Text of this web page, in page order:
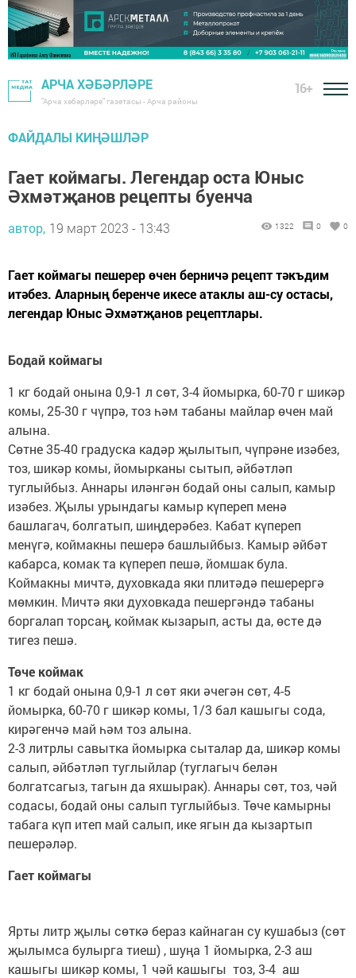
АРЧА ХӘБӘРЛӘРЕ
"Арча хәбәрләре" газетасы - Арча районы
16+
ФАЙДАЛЫ КИҢӘШЛӘР
Гает коймагы. Легендар оста Юныс
Әхмәтҗанов рецепты буенча
автор, 19 март 2023 - 13:43 1322 0 0
Гает коймагы пешерер өчен берничә рецепт тәкъдим
итәбез. Аларның беренче икесе атаклы аш-су остасы,
легендар Юныс Әхмәтҗанов рецептлары.
Бодай коймагы
1 кг бодай онына 0,9-1 л сөт, 3-4 йомырка, 60-70 г шикәр
комы, 25-30 г чүпрә, тоз һәм табаны майлар өчен май
алына.
Сөтне 35-40 градуска кадәр җылытып, чүпрәне изәбез,
тоз, шикәр комы, йомырканы сытып, әйбәтләп
туглыйбыз. Аннары иләнгән бодай оны салып, камыр
изәбез. Җылы урындагы камыр күпереп менә
башлагач, болгатып, шиңдерәбез. Кабат күпереп
менүгә, коймакны пешерә башлыйбыз. Камыр әйбәт
кабарса, комак та күпереп пешә, йомшак була.
Коймакны мичтә, духовкада яки плитәдә пешерергә
мөмкин. Мичтә яки духовкада пешергәндә табаны
боргалап торсаң, коймак кызарып, асты да, өсте дә
тигез пешә.
Төче коймак
1 кг бодай онына 0,9-1 л сөт яки әчегән сөт, 4-5
йомырка, 60-70 г шикәр комы, 1/3 бал кашыгы сода,
кирәгенчә май һәм тоз алына.
2-3 литрлы савытка йомырка сыталар да, шикәр комы
салып, әйбәтләп туглыйлар (туглагыч белән
болгатсагыз, тагын да яхшырак). Аннары сөт, тоз, чәй
содасы, бодай оны салып туглыйбыз. Төче камырны
табага күп итеп май салып, ике ягын да кызартып
пешерәләр.
Гает коймагы
Ярты литр җылы сөткә бераз кайнаган су кушабыз (сөт
җылымса булырга тиеш) , шуңа 1 йомырка, 2-3 аш
кашыгы шикәр комы, 1 чәй кашыгы тоз, 3-4 аш